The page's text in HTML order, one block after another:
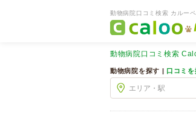
動物病院口コミ検索 カルーペ
動物病院口コミ検索
動物病院を探す | 口コミを